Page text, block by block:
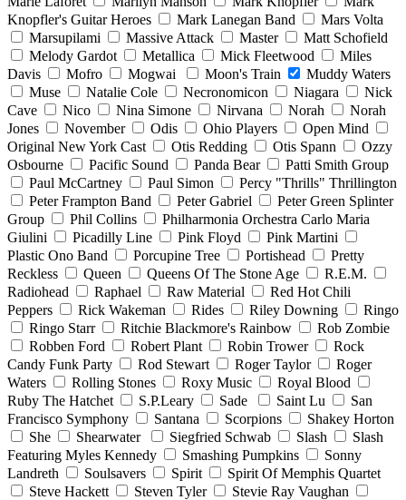
Knopfler's Guitar Heroes
Mark Lanegan Band
Mars Volta
Marsupilami
Massive Attack Master
Matt Schofield
Melody Gardot
Metallica Mick Fleetwood
Miles
Davis
Mofro Mogwai Moon's Train
Muddy Waters
Muse
Natalie Cole Necronomicon Niagara
Nick
Cave
Nico Nina Simone Nirvana Norah
Norah
Jones
November Odis Ohio Players
Open Mind
Original New York Cast
Otis Redding Otis Spann
Ozzy
Osbourne
Pacific Sound Panda Bear
Patti Smith Group
Paul McCartney
Paul Simon
Percy "Thrills" Thrillington
Peter Frampton Band
Peter Gabriel
Peter Green Splinter
Group
Phil Collins
Philharmonia Orchestra Carlo Maria
Giulini
Picadilly Line Pink Floyd
Pink Martini
Plastic Ono Band
Porcupine Tree Portishead
Pretty
Reckless
Queen Queens Of The Stone Age
R.E.M.
Radiohead
Raphael Raw Material
Red Hot Chili
Peppers
Rick Wakeman Rides Riley Downing
Ringo
Ringo Starr
Ritchie Blackmore's Rainbow
Rob Zombie
Robben Ford
Robert Plant Robin Trower
Rock
Candy Funk Party
Rod Stewart Roger Taylor
Roger
Waters
Rolling Stones Roxy Music
Royal Blood
Ruby The Hatchet
S.P.Leary Sade Saint Lu
San
Francisco Symphony
Santana Scorpions
Shakey Horton
She
Shearwater Siegfried Schwab Slash
Slash
Featuring Myles Kennedy
Smashing Pumpkins
Sonny
Landreth
Soulsavers Spirit
Spirit Of Memphis Quartet
Steve Hackett
Steven Tyler
Stevie Ray Vaughan